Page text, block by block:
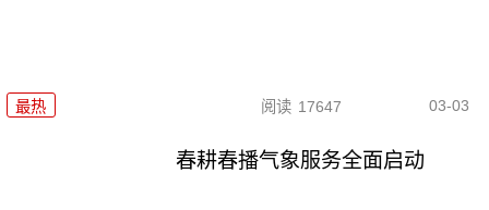
最热 阅读 17647 03-03
春耕春播气象服务全面启动